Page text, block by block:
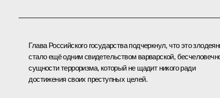
Глава Российского государства подчеркнул, что это
стало ещё одним свидетельством варварской,
сущности терроризма, который не щадит никого ради
достижения своих преступных целей.